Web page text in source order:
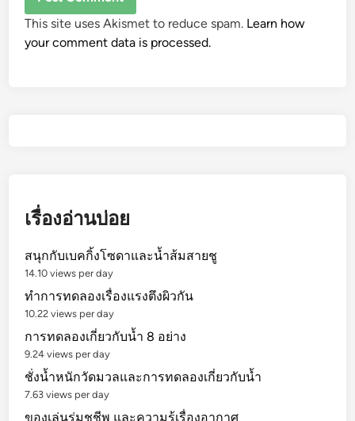
This site uses Akismet to reduce spam. Learn how
your comment data is processed.
เรื่องอ่านบ่อย
สนุกกับเบคกิ้งโซดาและน้ำส้มสายชู
14.10 views per day
ทำการทดลองเรื่องแรงตึงผิวกัน
10.22 views per day
การทดลองเกี่ยวกับน้ำ 8 อย่าง
9.24 views per day
ชั่งน้ำหนักวัดมวลและการทดลองเกี่ยวกับน้ำ
7.63 views per day
ของเล่นร่มชูชีพ และความรู้เรื่องอากาศ